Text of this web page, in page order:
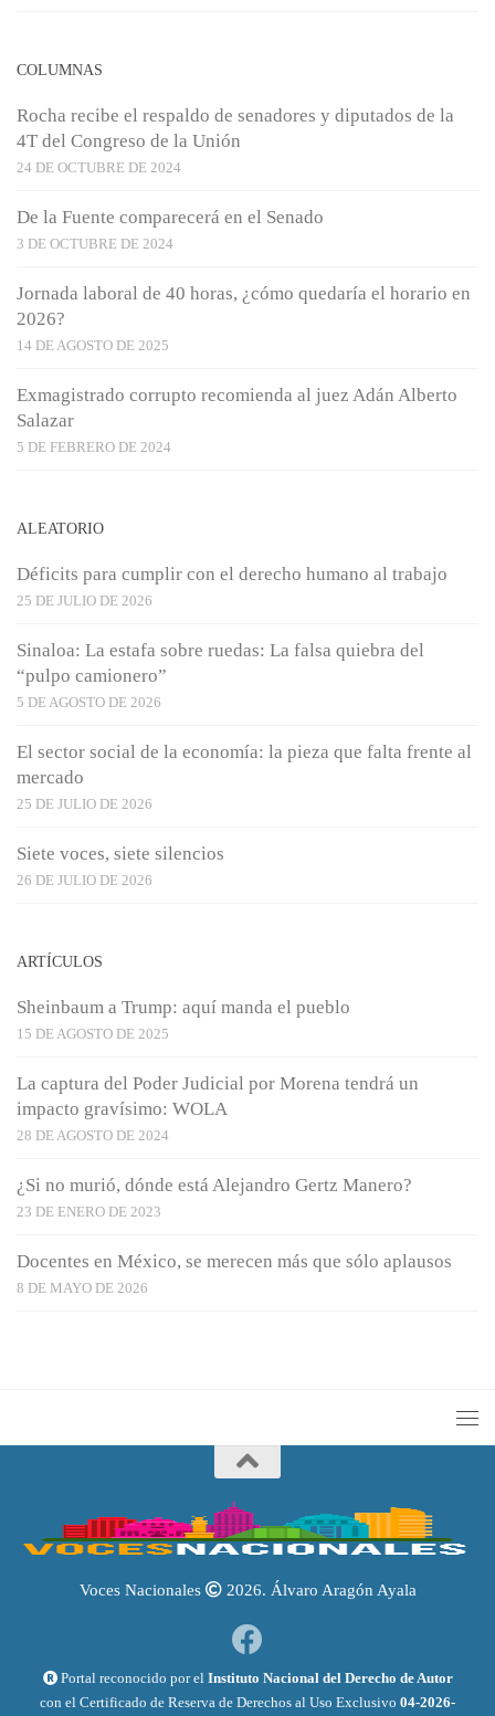
COLUMNAS
Rocha recibe el respaldo de senadores y diputados de la
4T del Congreso de la Unión
24 DE OCTUBRE DE 2024
De la Fuente comparecerá en el Senado
3 DE OCTUBRE DE 2024
Jornada laboral de 40 horas, ¿cómo quedaría el horario en
2026?
14 DE AGOSTO DE 2025
Exmagistrado corrupto recomienda al juez Adán Alberto
Salazar
5 DE FEBRERO DE 2024
ALEATORIO
Déficits para cumplir con el derecho humano al trabajo
25 DE JULIO DE 2026
Sinaloa: La estafa sobre ruedas: La falsa quiebra del
“pulpo camionero”
5 DE AGOSTO DE 2026
El sector social de la economía: la pieza que falta frente al
mercado
25 DE JULIO DE 2026
Siete voces, siete silencios
26 DE JULIO DE 2026
ARTÍCULOS
Sheinbaum a Trump: aquí manda el pueblo
15 DE AGOSTO DE 2025
La captura del Poder Judicial por Morena tendrá un
impacto gravísimo: WOLA
28 DE AGOSTO DE 2024
¿Si no murió, dónde está Alejandro Gertz Manero?
23 DE ENERO DE 2023
Docentes en México, se merecen más que sólo aplausos
8 DE MAYO DE 2026
Voces Nacionales 2026. Álvaro Aragón Ayala
Portal reconocido por el Instituto Nacional del Derecho de Autor
con el Certificado de Reserva de Derechos al Uso Exclusivo 04-2026-